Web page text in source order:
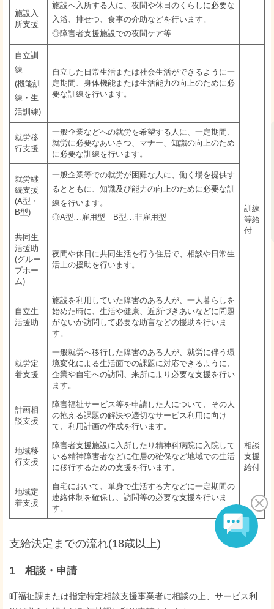
施設入
所支援
施設へ入所する人に、夜間や休日のくらしに必要な
入浴、排せつ、食事の介助などを行います。
◎障害者支援施設での夜間ケア等
自立訓
練
(機能訓
練・生
活訓練)
自立した日常生活または社会生活ができるように一
定期間、身体機能または生活能力の向上のために必
要な訓練を行います。
訓練
等給
付
就労移
行支援
一般企業などへの就労を希望する人に、一定期間、
就労に必要なあいさつ、マナー、知識の向上のため
に必要な訓練を行います。
就労継
続支援
(A型・
B型)
一般企業等での就労が困難な人に、働く場を提供す
るとともに、知識及び能力の向上のために必要な訓
練を行います。
◎A型…雇用型 B型…非雇用型
共同生
活援助
(グルー
プホー
ム)
夜間や休日に共同生活を行う住居で、相談や日常生
活上の援助を行います。
自立生
活援助
施設を利用していた障害のある人が、一人暮らしを
始めた時に、生活や健康、近所づきあいなどに問題
がないか訪問して必要な助言などの援助を行いま
す。
就労定
着支援
一般就労へ移行した障害のある人が、就労に伴う環
境変化による生活面での課題に対応できるように、
企業や自宅への訪問、来所により必要な支援を行い
ます。
計画相
談支援
障害福祉サービス等を申請した人について、その人
の抱える課題の解決や適切なサービス利用に向け
て、利用計画の作成を行います。
相談
支援
給付
地域移
行支援
障害者支援施設に入所したり精神科病院に入院して
いる精神障害者などに住居の確保など地域での生活
に移行するための支援を行います。
地域定
着支援
自宅において、単身で生活する方などに一定期間の
連絡体制を確保し、訪問等の必要な支援を行いま
す。
支給決定までの流れ(18歳以上)
1 相談・申請
町福祉課または指定特定相談支援事業者に相談の上、サービス利